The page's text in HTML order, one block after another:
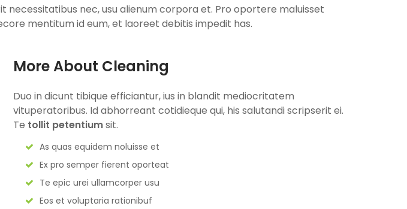
necessitatibus nec, usu alienum corpora et. Pro oportere maluisset
mentitum id eum, et laoreet debitis impedit has.
More About Cleaning
Duo in dicunt tibique efficiantur, ius in blandit mediocritatem
vituperatoribus. Id abhorreant cotidieque qui, his salutandi scripserit ei.
Te tollit petentiumsit.
As quas equidem noluisse et
Ex pro semper fierent oporteat
Te epic urei ullamcorper usu
Eos et voluptaria rationibuf